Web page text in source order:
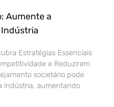
Aumente a
Estratégias Essenciais
e Reduzirem
societário pode
indústria, aumentando